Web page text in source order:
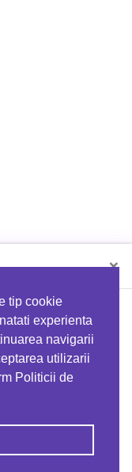
tip cookie
experienta
navigarii
utilizarii
Politicii de
×
folosind codul